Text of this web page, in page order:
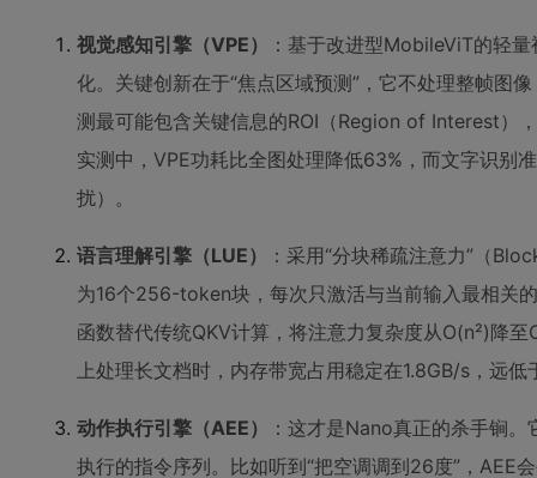
视觉感知引擎（VPE）
：基于改进型MobileViT的轻
化。关键创新在于“焦点区域预测”，它不处理整帧图
测最可能包含关键信息的ROI（Region of Interest）
实测中，VPE功耗比全图处理降低63%，而文字识别
扰）。
语言理解引擎（LUE）
：采用“分块稀疏注意力”（
为16个256-token块，每次只激活与当前输入最相关
函数替代传统QKV计算，将注意力复杂度从O(n²)降
上处理长文档时，内存带宽占用稳定在1.8GB/s，远
动作执行引擎（AEE）
：这才是Nano真正的杀手锏
执行的指令序列。比如听到“把空调调到26度”，AEE